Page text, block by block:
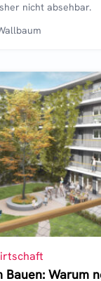
nicht absehbar.
Bauen: Warum